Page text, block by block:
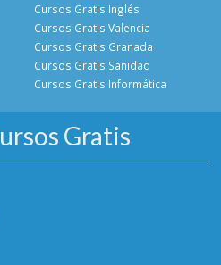
Cursos Gratis Inglés
Cursos Gratis Valencia
Cursos Gratis Granada
Cursos Gratis Sanidad
Cursos Gratis Informática
Gratis